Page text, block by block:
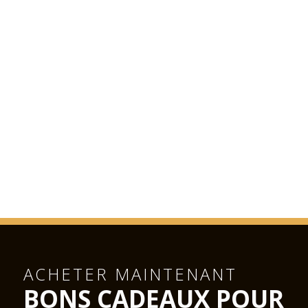
Expérience carrière
ACHETER MAINTENANT
BONS CADEAUX POUR